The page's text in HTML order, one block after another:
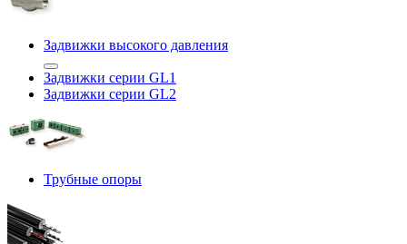
Задвижки высокого давления
Задвижки серии GL1
Задвижки серии GL2
Трубные опоры